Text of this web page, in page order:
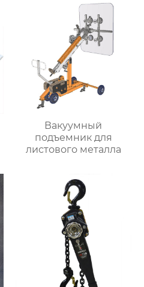
Вакуумный
подъемник для
листового металла